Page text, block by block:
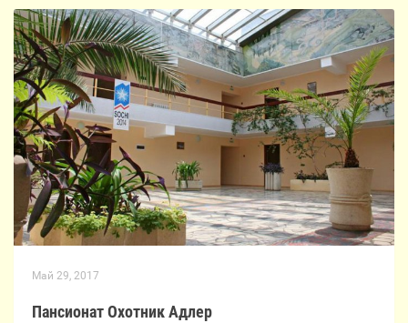
Май 29, 2017
Пансионат Охотник Адлер